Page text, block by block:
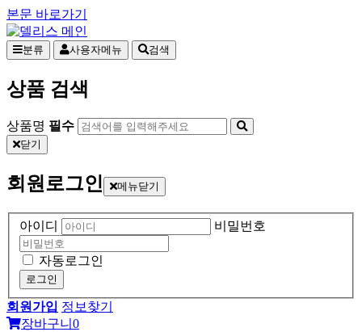
본문 바로가기
분류 사용자메뉴 검색
상품 검색
상품명 필수
닫기
회원로그인 메뉴닫기
아이디 비밀번호
자동로그인
로그인
회원가입 정보찾기
장바구니 0